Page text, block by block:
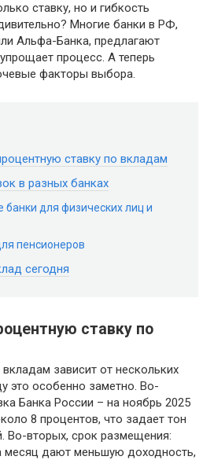
ставку, но и гибкость
Многие банки в РФ,
Альфа-Банка, предлагают
процесс. А теперь
факторы выбора.
ставку по вкладам
в разных банках
для физических лиц и
пенсионеров
сегодня
ставку по
зависит от нескольких
это особенно заметно. Во-
Банка России – на ноябрь 2025
8 процентов, что задает тон
Во-вторых, срок размещения:
месяц дают меньшую доходность,